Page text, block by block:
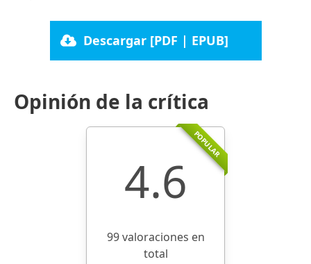
Descargar [PDF | EPUB]
Opinión de la crítica
POPULAR
4.6
99 valoraciones en
total